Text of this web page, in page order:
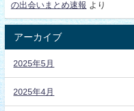
の出会いまとめ速報 より
アーカイブ
2025年5月
2025年4月